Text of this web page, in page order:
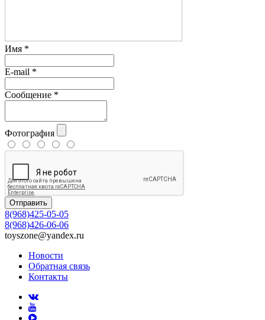
Имя *
E-mail *
Сообщение *
Фотография
Отправить
8(968)425-05-05
8(968)426-06-06
toyszone@yandex.ru
Новости
Обратная связь
Контакты